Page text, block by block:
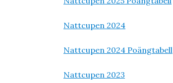
Nattcupen 2024
Nattcupen 2024 Poängtabell
Nattcupen 2023